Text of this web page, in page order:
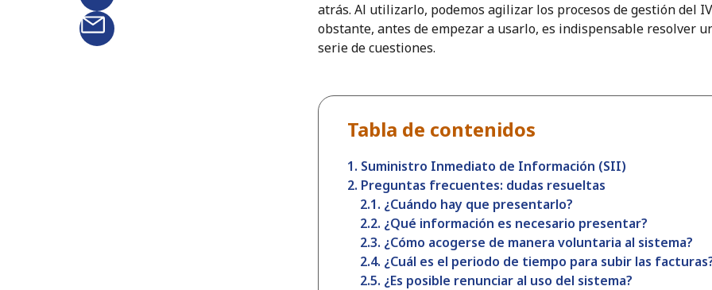
atrás. Al utilizarlo, podemos agilizar los procesos de gestión del
obstante, antes de empezar a usarlo, es indispensable resolver
serie de cuestiones.
Tabla de contenidos
1. Suministro Inmediato de Información (SII)
2. Preguntas frecuentes: dudas resueltas
2.1. ¿Cuándo hay que presentarlo?
2.2. ¿Qué información es necesario presentar?
2.3. ¿Cómo acogerse de manera voluntaria al sistema?
2.4. ¿Cuál es el periodo de tiempo para subir las
2.5. ¿Es posible renunciar al uso del sistema?